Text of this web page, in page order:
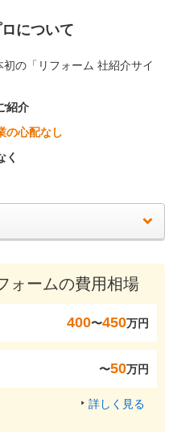
について
の「リフォーム 社紹介サイ
紹介
の心配なし
く
ォームの費用相場
400〜450万円
〜50万円
詳しく見る